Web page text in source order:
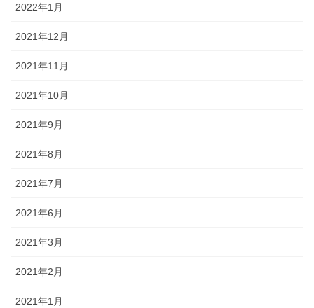
2022年1月
2021年12月
2021年11月
2021年10月
2021年9月
2021年8月
2021年7月
2021年6月
2021年3月
2021年2月
2021年1月